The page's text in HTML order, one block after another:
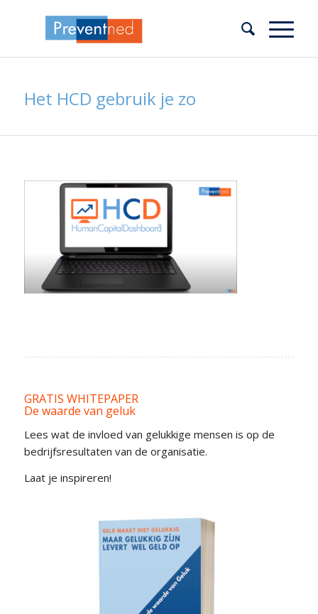
Het HCD gebruik je zo
GRATIS WHITEPAPER
De waarde van geluk
Lees wat de invloed van gelukkige mensen is op de
bedrijfsresultaten van de organisatie.
Laat je inspireren!